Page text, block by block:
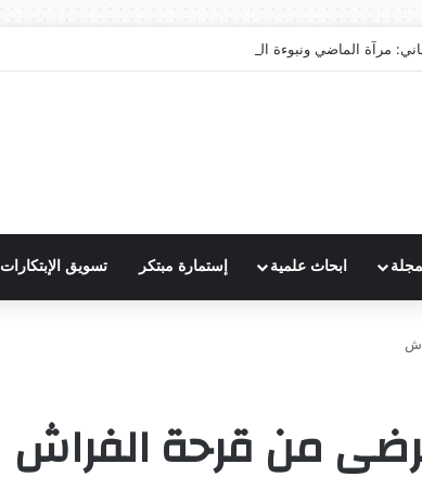
مرآة الماضي ونبوءة الزوال
ابحاث علمية إستمارة مبتكر تسويق الإبتكارات
من قرحة الفراش